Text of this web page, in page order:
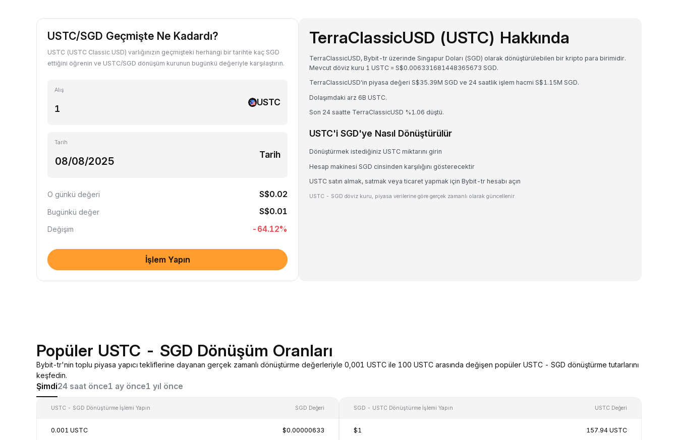
USTC/SGD Geçmişte Ne Kadardı?
USTC (USTC Classic USD) varlığınızın geçmişteki herhangi bir tarihte kaç SGD
ettiğini öğrenin ve USTC/SGD dönüşüm kurunun bugünkü değeriyle karşılaştırın.
Alış
USTC
Tarih
Tarih
O günkü değeri S$0.02
Bugünkü değer S$0.01
Değişim -64.12%
İşlem Yapın
TerraClassicUSD (USTC) Hakkında
TerraClassicUSD, Bybit-tr üzerinde Singapur Doları (SGD) olarak dönüştürülebilen bir kripto para birimidir.
Mevcut döviz kuru 1 USTC = S$0.006331681448365673 SGD.
TerraClassicUSD'in piyasa değeri S$35.39M SGD ve 24 saatlik işlem hacmi S$1.15M SGD.
Dolaşımdaki arz 6B USTC.
Son 24 saatte TerraClassicUSD %1.06 düştü.
USTC'i SGD'ye Nasıl Dönüştürülür
Dönüştürmek istediğiniz USTC miktarını girin
Hesap makinesi SGD cinsinden karşılığını gösterecektir
USTC satın almak, satmak veya ticaret yapmak için Bybit-tr hesabı açın
USTC - SGD döviz kuru, piyasa verilerine göre gerçek zamanlı olarak güncellenir.
Popüler USTC - SGD Dönüşüm Oranları
Bybit-tr'nin toplu piyasa yapıcı tekliflerine dayanan gerçek zamanlı dönüştürme değerleriyle 0,001 USTC ile 100 USTC arasında değişen popüler USTC - SGD dönüştürme tutarlarını
keşfedin.
Şimdi24 saat önce1 ay önce1 yıl önce
USTC - SGD Dönüştürme İşlemi Yapın SGD Değeri
0.001 USTC $0.00000633
SGD - USTC Dönüştürme İşlemi Yapın USTC Değeri
$1 157.94 USTC